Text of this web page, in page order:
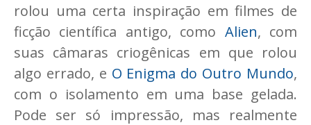
rolou uma certa inspiração em filmes de
ficção científica antigo, como Alien, com
suas câmaras criogênicas em que rolou
algo errado, e O Enigma do Outro Mundo,
com o isolamento em uma base gelada.
Pode ser só impressão, mas realmente